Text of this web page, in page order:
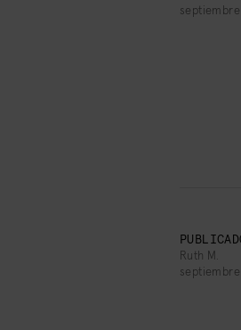
septiembre
Ruth M.
septiembre